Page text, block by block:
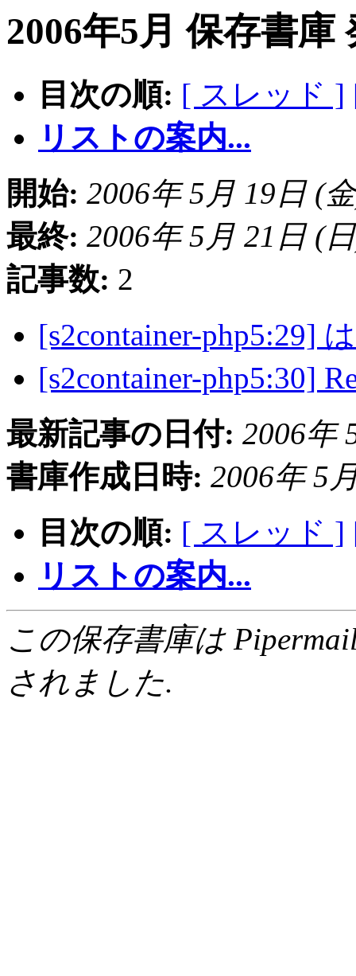
2006年5月 保存書庫
目次の順: [ スレッド ]
リストの案内...
開始: 2006年 5月 19日 (
最終: 2006年 5月 21日 (
記事数: 2
[s2container-php5:29]
[s2container-php5:30]
最新記事の日付: 2006年
書庫作成日時: 2006年 5
目次の順: [ スレッド ]
リストの案内...
この保存書庫は
されました.